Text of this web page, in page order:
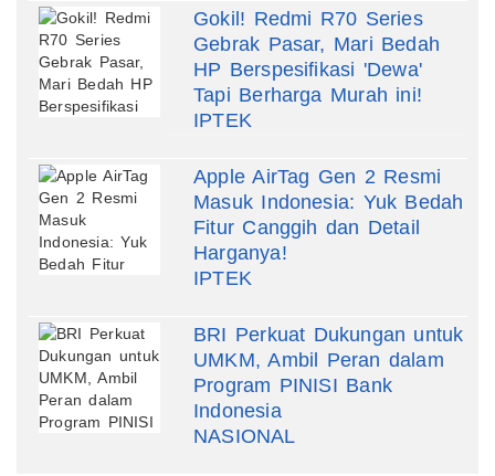
Gokil! Redmi R70 Series
Gebrak Pasar, Mari Bedah
HP Berspesifikasi 'Dewa'
Tapi Berharga Murah ini!
IPTEK
Apple AirTag Gen 2 Resmi
Masuk Indonesia: Yuk Bedah
Fitur Canggih dan Detail
Harganya!
IPTEK
BRI Perkuat Dukungan untuk
UMKM, Ambil Peran dalam
Program PINISI Bank
Indonesia
NASIONAL